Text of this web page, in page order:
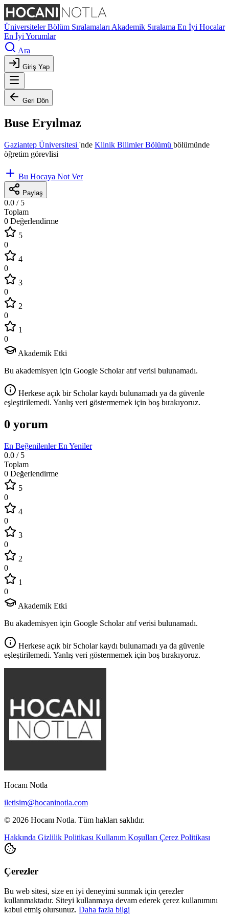
ÜniversitelerBölüm Sıralamaları Akademik Sıralama En İyi Hocalar
En İyi Yorumlar
Ara
Giriş Yap
Geri Dön
Buse Eryılmaz
Gaziantep Üniversitesi 'nde Klinik Bilimler Bölümü bölümünde
öğretim görevlisi
Bu Hocaya Not Ver
Paylaş
0.0 / 5
Toplam
0 Değerlendirme
5
0
4
0
3
0
2
0
1
0
Akademik Etki
Bu akademisyen için Google Scholar atıf verisi bulunamadı.
Herkese açık bir Scholar kaydı bulunamadı ya da güvenle
eşleştirilemedi. Yanlış veri göstermemek için boş bırakıyoruz.
0 yorum
En BeğenilenlerEn Yeniler
0.0 / 5
Toplam
0 Değerlendirme
5
0
4
0
3
0
2
0
1
0
Akademik Etki
Bu akademisyen için Google Scholar atıf verisi bulunamadı.
Herkese açık bir Scholar kaydı bulunamadı ya da güvenle
eşleştirilemedi. Yanlış veri göstermemek için boş bırakıyoruz.
Hocanı Notla
iletisim@hocaninotla.com
© 2026 Hocanı Notla. Tüm hakları saklıdır.
Hakkında Gizlilik Politikası Kullanım Koşulları Çerez Politikası
Çerezler
Bu web sitesi, size en iyi deneyimi sunmak için çerezler
kullanmaktadır. Siteyi kullanmaya devam ederek çerez kullanımını
kabul etmiş olursunuz. Daha fazla bilgi